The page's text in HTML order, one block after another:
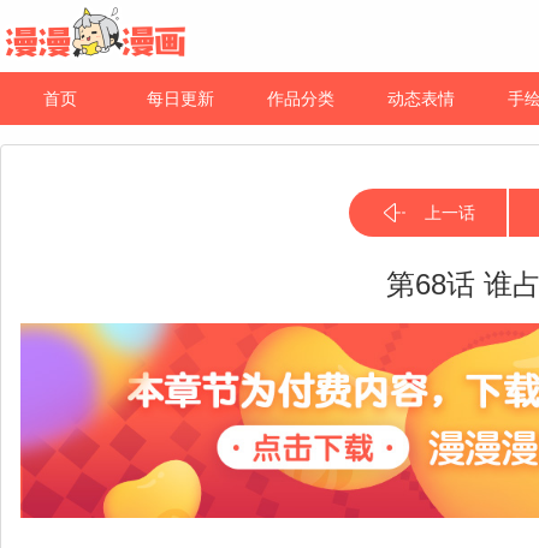
首页 每日更新 作品分类 动态表情 手
上一话
第68话 谁